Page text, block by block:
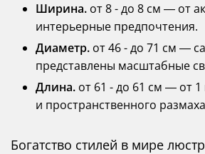
Ширина. от 8 - до 8 см — от
интерьерные предпочтения.
Диаметр. от 46 - до 71 см —
представлены масштабные
Длина. от 61 - до 61 см — от
и пространственного
Богатство стилей в мире люстр